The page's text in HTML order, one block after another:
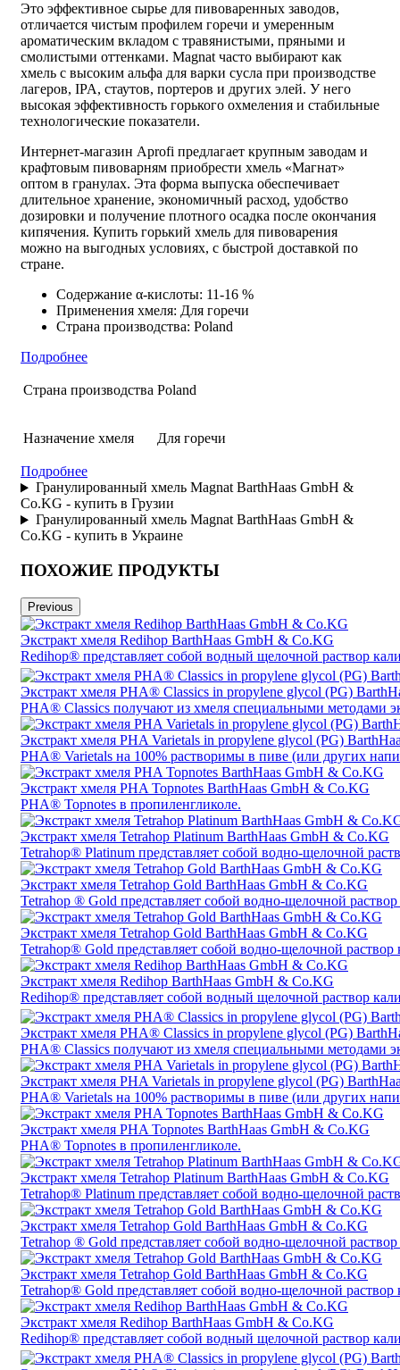
Это эффективное сырье для пивоваренных заводов,
отличается чистым профилем горечи и умеренным
ароматическим вкладом с травянистыми, пряными и
смолистыми оттенками. Magnat часто выбирают как
хмель с высоким альфа для варки сусла при производстве
лагеров, IPA, стаутов, портеров и других элей. У него
высокая эффективность горького охмеления и стабильные
технологические показатели.
Интернет-магазин Aprofi предлагает крупным заводам и
крафтовым пивоварням приобрести хмель «Магнат»
оптом в гранулах. Эта форма выпуска обеспечивает
длительное хранение, экономичный расход, удобство
дозировки и получение плотного осадка после окончания
кипячения. Купить горький хмель для пивоварения
можно на выгодных условиях, с быстрой доставкой по
стране.
Содержание α-кислоты: 11-16 %
Применения хмеля: Для горечи
Страна производства: Poland
Подробнее
Страна производства Poland
Назначение хмеля Для горечи
Подробнее
Гранулированный хмель Magnat BarthHaas GmbH &
Co.KG - купить в Грузии
Гранулированный хмель Magnat BarthHaas GmbH &
Co.KG - купить в Украине
ПОХОЖИЕ ПРОДУКТЫ
Previous
Экстракт хмеля Redihop BarthHaas GmbH & Co.KG
Redihop® представляет собой водный щелочной раствор
Экстракт хмеля PHA® Classics in propylene glycol (PG)
PHA® Classics получают из хмеля специальными методами
Экстракт хмеля PHA Varietals in propylene glycol (PG)
PHA® Varietals на 100% растворимы в пиве (или других
Экстракт хмеля PHA Topnotes BarthHaas GmbH & Co.KG
PHA® Topnotes в пропиленгликоле.
Экстракт хмеля Tetrahop Platinum BarthHaas GmbH & Co.KG
Tetrahop® Platinum представляет собой водно-щелочной
Экстракт хмеля Tetrahop Gold BarthHaas GmbH & Co.KG
Tetrahop ® Gold представляет собой водно-щелочной
Экстракт хмеля Tetrahop Gold BarthHaas GmbH & Co.KG
Tetrahop® Gold представляет собой водно-щелочной раствор
Экстракт хмеля Redihop BarthHaas GmbH & Co.KG
Redihop® представляет собой водный щелочной раствор
Экстракт хмеля PHA® Classics in propylene glycol (PG)
PHA® Classics получают из хмеля специальными методами
Экстракт хмеля PHA Varietals in propylene glycol (PG)
PHA® Varietals на 100% растворимы в пиве (или других
Экстракт хмеля PHA Topnotes BarthHaas GmbH & Co.KG
PHA® Topnotes в пропиленгликоле.
Экстракт хмеля Tetrahop Platinum BarthHaas GmbH & Co.KG
Tetrahop® Platinum представляет собой водно-щелочной
Экстракт хмеля Tetrahop Gold BarthHaas GmbH & Co.KG
Tetrahop ® Gold представляет собой водно-щелочной
Экстракт хмеля Tetrahop Gold BarthHaas GmbH & Co.KG
Tetrahop® Gold представляет собой водно-щелочной раствор
Экстракт хмеля Redihop BarthHaas GmbH & Co.KG
Redihop® представляет собой водный щелочной раствор